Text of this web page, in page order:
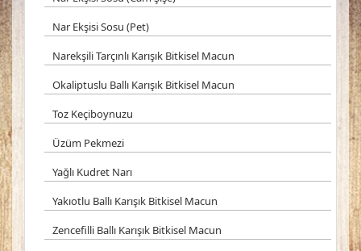
Nar Ekşisi Sosu (Pet)
Narekşili Tarçınlı Karışık Bitkisel Macun
Okaliptuslu Ballı Karışık Bitkisel Macun
Toz Keçiboynuzu
Üzüm Pekmezi
Yağlı Kudret Narı
Yakıotlu Ballı Karışık Bitkisel Macun
Zencefilli Ballı Karışık Bitkisel Macun